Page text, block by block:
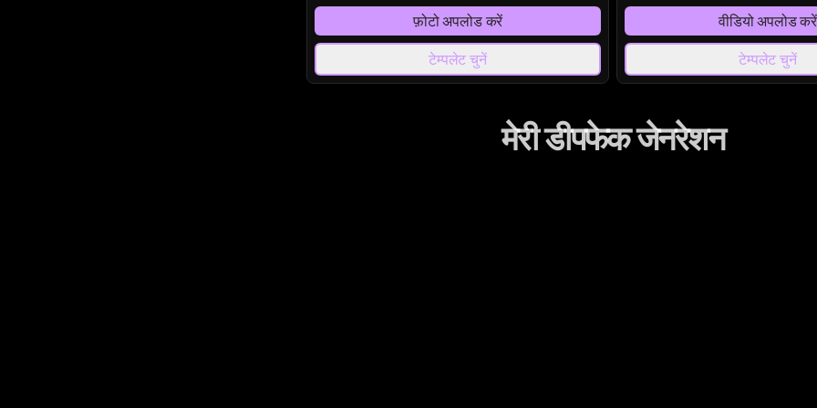
फ़ोटो अपलोड करें
टेम्पलेट चुनें
वीडियो अपलोड करें
टेम्पलेट चुनें
मेरी डीपफेक जेनरेशन